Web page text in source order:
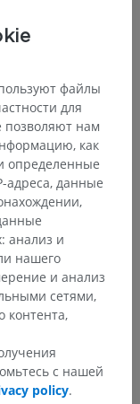
свою версию
контента.
файлы
для
позволяют нам
как
определенные
адреса, данные
анализ и
нашего
и анализ
сетями,
контента,
с нашей
policy.